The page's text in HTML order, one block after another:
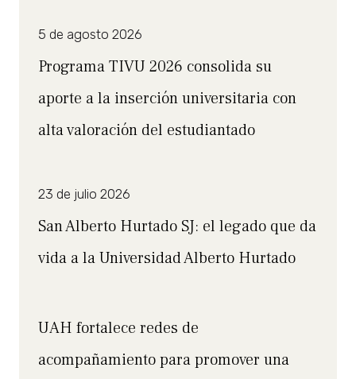
5 de agosto 2026
Programa TIVU 2026 consolida su
aporte a la inserción universitaria con
alta valoración del estudiantado
23 de julio 2026
San Alberto Hurtado SJ: el legado que da
vida a la Universidad Alberto Hurtado
UAH fortalece redes de
acompañamiento para promover una